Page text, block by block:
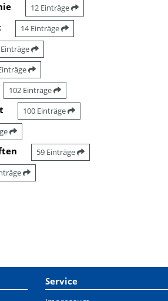
12 Einträge
14 Einträge
102 Einträge
100 Einträge
59 Einträge
Service